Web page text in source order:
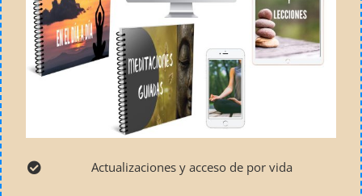
Actualizaciones y acceso de por vida